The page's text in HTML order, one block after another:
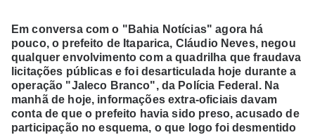
Em conversa com o "Bahia Notícias" agora há
pouco, o prefeito de Itaparica, Cláudio Neves, negou
qualquer envolvimento com a quadrilha que fraudava
licitações públicas e foi desarticulada hoje durante a
operação "Jaleco Branco", da Polícia Federal. Na
manhã de hoje, informações extra-oficiais davam
conta de que o prefeito havia sido preso, acusado de
participação no esquema, o que logo foi desmentido